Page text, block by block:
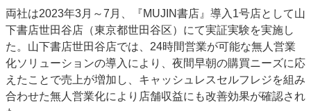
特集・デジタル印刷 ～ 新成長軌道を描く
案内
発刊案内
JFPI印刷用語集 印刷機材年鑑
運営
両社は2023年3月～7月、『MUJIN書店』導入1号店として山
下書店世田谷店（東京都世田谷区）にて実証実験を実施し
た。山下書店世田谷店では、24時間営業が可能な無人営業
化ソリューションの導入により、夜間早朝の購買ニーズに応
えたことで売上が増加し、キャッシュレスセルフレジを組み
合わせた無人営業化により店舗収益にも改善効果が確認され